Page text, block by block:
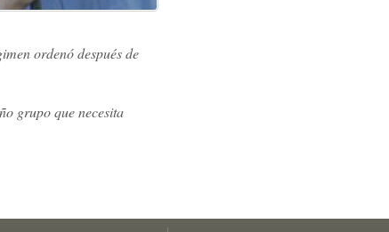
ordenó después de
grupo que necesita